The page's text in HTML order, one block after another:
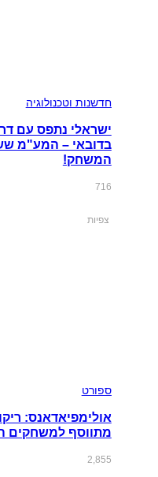
חדשנות וטכנולוגיה
ישראלי נתפס עם
בדובאי – המע"מ
המשחק!
716
צפיות
ספורט
אולימפיאדאנס:
מתווסף למשחקים
2,855